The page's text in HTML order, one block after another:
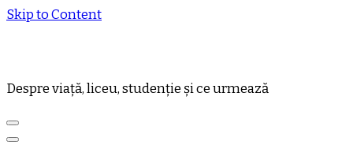
Skip to Content
Despre viață, liceu, studenție și ce urmează